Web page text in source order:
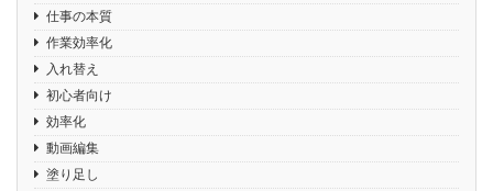
仕事の本質
作業効率化
入れ替え
初心者向け
効率化
動画編集
塗り足し